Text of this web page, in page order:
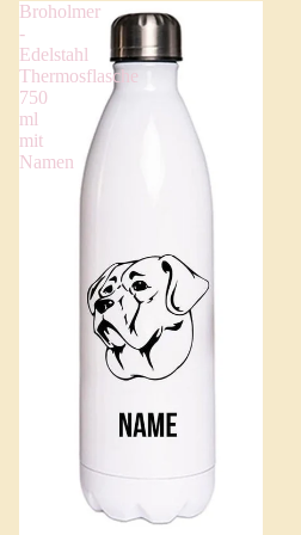
Broholmer
-
Edelstahl
Thermosflasche
750
ml
mit
Namen